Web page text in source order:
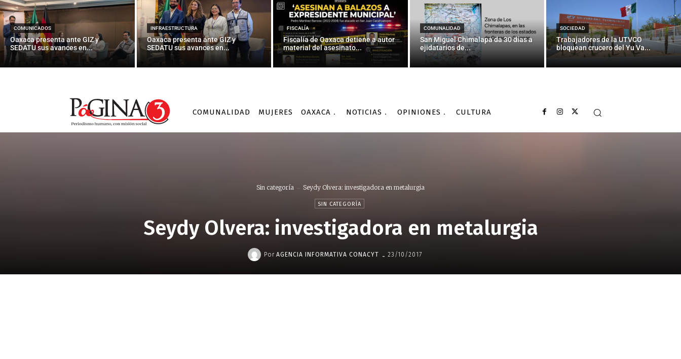
COMUNICADOS
Oaxaca presenta ante GIZ y
SEDATU sus avances en...
INFRAESTRUCTURA
Oaxaca presenta ante GIZ y
SEDATU sus avances en...
FISCALÍA
Fiscalía de Oaxaca detiene a autor
material del asesinato...
COMUNALIDAD
San Miguel Chimalapa da 30 días a
ejidatarios de...
SOCIEDAD
Trabajadores de la UTVCO
bloquean crucero del Yu Va...
COMUNALIDAD MUJERES OAXACA NOTICIAS OPINIONES CULTURA
Sin categoría Seydy Olvera: investigadora en metalurgia
SIN CATEGORÍA
Seydy Olvera: investigadora en metalurgia
Por AGENCIA INFORMATIVA CONACYT - 23/10/2017